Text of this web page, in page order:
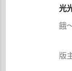
光
餓
版